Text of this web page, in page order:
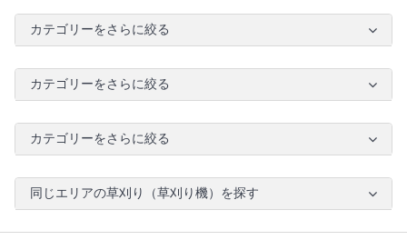
カテゴリーをさらに絞る
カテゴリーをさらに絞る
カテゴリーをさらに絞る
同じエリアの草刈り（草刈り機）を探す